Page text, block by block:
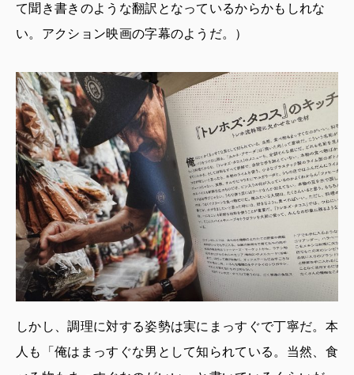
て聞き書きのような翻訳となっているからかもしれな
い。アクション映画の字幕のようだ。）
しかし、調理に対する姿勢は実にまっすぐで丁寧だ。本
人も「俺はまっすぐな男として知られている。当然、食